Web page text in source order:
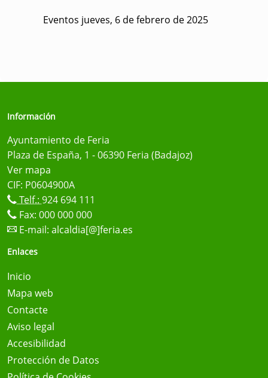
Eventos jueves, 6 de febrero de 2025
Información
Ayuntamiento de Feria
Plaza de España, 1 - 06390 Feria (Badajoz)
Ver mapa
CIF: P0604900A
Telf.: 924 694 111
Fax: 000 000 000
E-mail: alcaldia[@]feria.es
Enlaces
Inicio
Mapa web
Contacte
Aviso legal
Accesibilidad
Protección de Datos